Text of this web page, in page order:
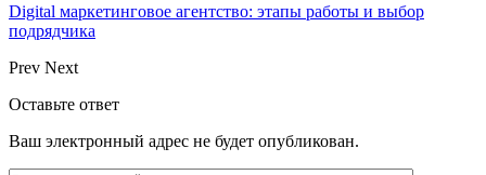
Digital маркетинговое агентство: этапы работы и выбор
подрядчика
Prev Next
Оставьте ответ
Ваш электронный адрес не будет опубликован.